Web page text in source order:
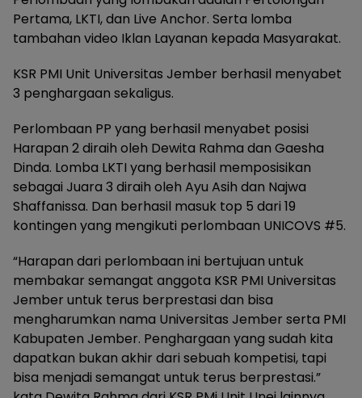
Pertama, LKTI, dan Live Anchor. Serta lomba
tambahan video Iklan Layanan kepada Masyarakat.
KSR PMI Unit Universitas Jember berhasil menyabet
3 penghargaan sekaligus.
Perlombaan PP yang berhasil menyabet posisi
Harapan 2 diraih oleh Dewita Rahma dan Gaesha
Dinda. Lomba LKTI yang berhasil memposisikan
sebagai Juara 3 diraih oleh Ayu Asih dan Najwa
Shaffanissa. Dan berhasil masuk top 5 dari 19
kontingen yang mengikuti perlombaan UNICOVS #5.
“Harapan dari perlombaan ini bertujuan untuk
membakar semangat anggota KSR PMI Universitas
Jember untuk terus berprestasi dan bisa
mengharumkan nama Universitas Jember serta PMI
Kabupaten Jember. Penghargaan yang sudah kita
dapatkan bukan akhir dari sebuah kompetisi, tapi
bisa menjadi semangat untuk terus berprestasi.”